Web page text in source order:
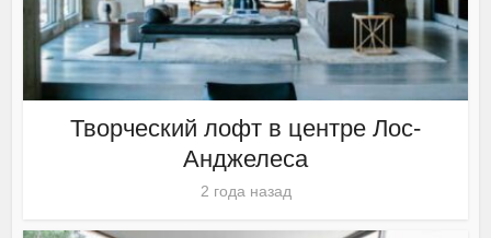
Творческий лофт в центре Лос-
Анджелеса
2 года назад